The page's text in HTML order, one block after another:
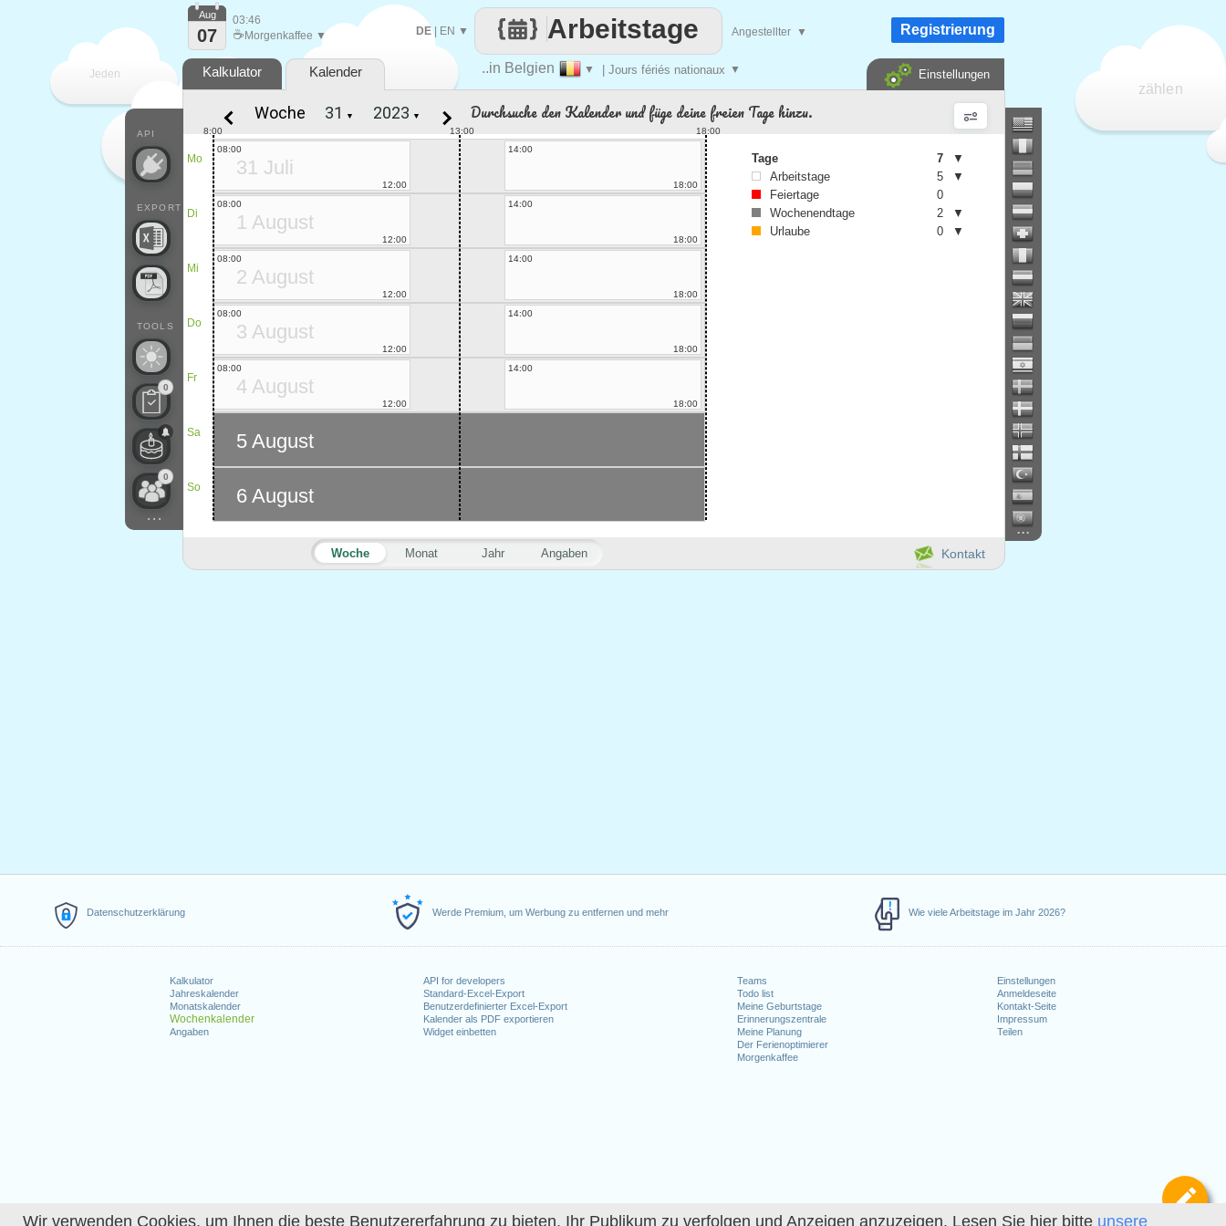
Wir verwenden Cookies, um Ihnen die beste Benutzererfahrung zu bieten, Ihr Publikum zu verfolgen und Anzeigen anzuzeigen. Lesen Sie hier bitte unsere
Datenschutzerklärung Werde Premium, um Werbung zu entfernen und mehr Wie viele Arbeitstage im Jahr 2026?
Kalkulator
Jahreskalender
Monatskalender
Wochenkalender
Angaben
API for developers
Standard-Excel-Export
Benutzerdefinierter Excel-Export
Kalender als PDF exportieren
Widget einbetten
Teams
Todo list
Meine Geburtstage
Erinnerungszentrale
Meine Planung
Der Ferienoptimierer
Morgenkaffee
Einstellungen
Anmeldeseite
Kontakt-Seite
Impressum
Teilen
Jeden
Tag
zählen
..in Belgien ▼ | Jours fériés nationaux ▼
Arbeitstage
DE| EN ▼ Angestellter ▼
API
EXPORT
TOOLS
0
0
...
Aug
07
03:46
☕ Morgenkaffee ▼ Registrierung
Kalkulator Kalender Einstellungen
...
Kontakt
Woche Monat Jahr Angaben
Woche ▼ ▼ Durchsuche den Kalender und füge deine freien Tage hinzu.
Mo
Di
Mi
Do
Fr
Sa
So
13:00
8:00 18:00
31 Juli
08:00
12:00
14:00
18:00
1 August
08:00
12:00
14:00
18:00
2 August
08:00
12:00
14:00
18:00
3 August
08:00
12:00
14:00
18:00
4 August
08:00
12:00
14:00
18:00
5 August
6 August
Tage 7
▼
Arbeitstage
5
▼
Feiertage
0
Wochenendtage
2
▼
Urlaube
0 ▼